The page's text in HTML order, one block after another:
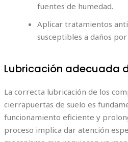
fuentes de humedad.
Aplicar tratamientos
susceptibles a daños
Lubricación adecuada
La correcta lubricación de los
cierrapuertas de suelo es
funcionamiento eficiente y
proceso implica dar atención